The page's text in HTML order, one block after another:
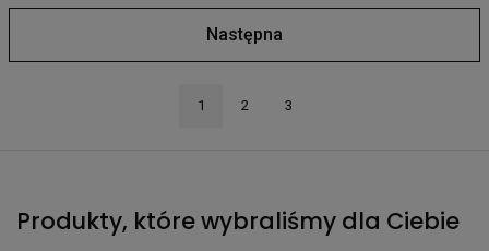
Następna
1 2 3
Produkty, które wybraliśmy dla Ciebie